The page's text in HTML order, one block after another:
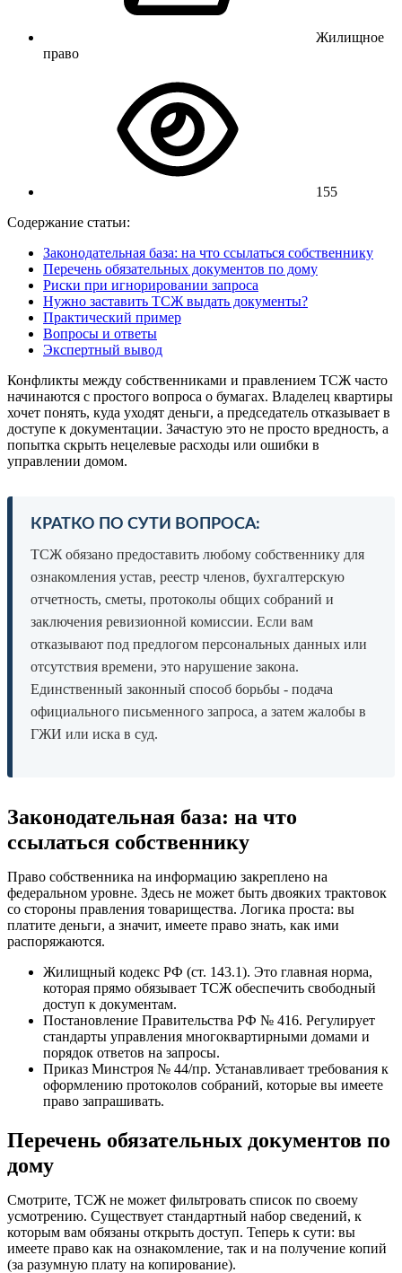
Жилищное
право
155
Содержание статьи:
Законодательная база: на что ссылаться собственнику
Перечень обязательных документов по дому
Риски при игнорировании запроса
Нужно заставить ТСЖ выдать документы?
Практический пример
Вопросы и ответы
Экспертный вывод
Конфликты между собственниками и правлением ТСЖ часто
начинаются с простого вопроса о бумагах. Владелец квартиры
хочет понять, куда уходят деньги, а председатель отказывает в
доступе к документации. Зачастую это не просто вредность, а
попытка скрыть нецелевые расходы или ошибки в
управлении домом.
КРАТКО ПО СУТИ ВОПРОСА:
ТСЖ обязано предоставить любому собственнику для
ознакомления устав, реестр членов, бухгалтерскую
отчетность, сметы, протоколы общих собраний и
заключения ревизионной комиссии. Если вам
отказывают под предлогом персональных данных или
отсутствия времени, это нарушение закона.
Единственный законный способ борьбы - подача
официального письменного запроса, а затем жалобы в
ГЖИ или иска в суд.
Законодательная база: на что
ссылаться собственнику
Право собственника на информацию закреплено на
федеральном уровне. Здесь не может быть двояких трактовок
со стороны правления товарищества. Логика проста: вы
платите деньги, а значит, имеете право знать, как ими
распоряжаются.
Жилищный кодекс РФ (ст. 143.1). Это главная норма,
которая прямо обязывает ТСЖ обеспечить свободный
доступ к документам.
Постановление Правительства РФ № 416. Регулирует
стандарты управления многоквартирными домами и
порядок ответов на запросы.
Приказ Минстроя № 44/пр. Устанавливает требования к
оформлению протоколов собраний, которые вы имеете
право запрашивать.
Перечень обязательных документов по
дому
Смотрите, ТСЖ не может фильтровать список по своему
усмотрению. Существует стандартный набор сведений, к
которым вам обязаны открыть доступ. Теперь к сути: вы
имеете право как на ознакомление, так и на получение копий
(за разумную плату на копирование).